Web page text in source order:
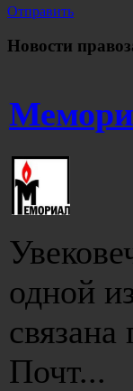
Отправить
Новости
одной
Почт...